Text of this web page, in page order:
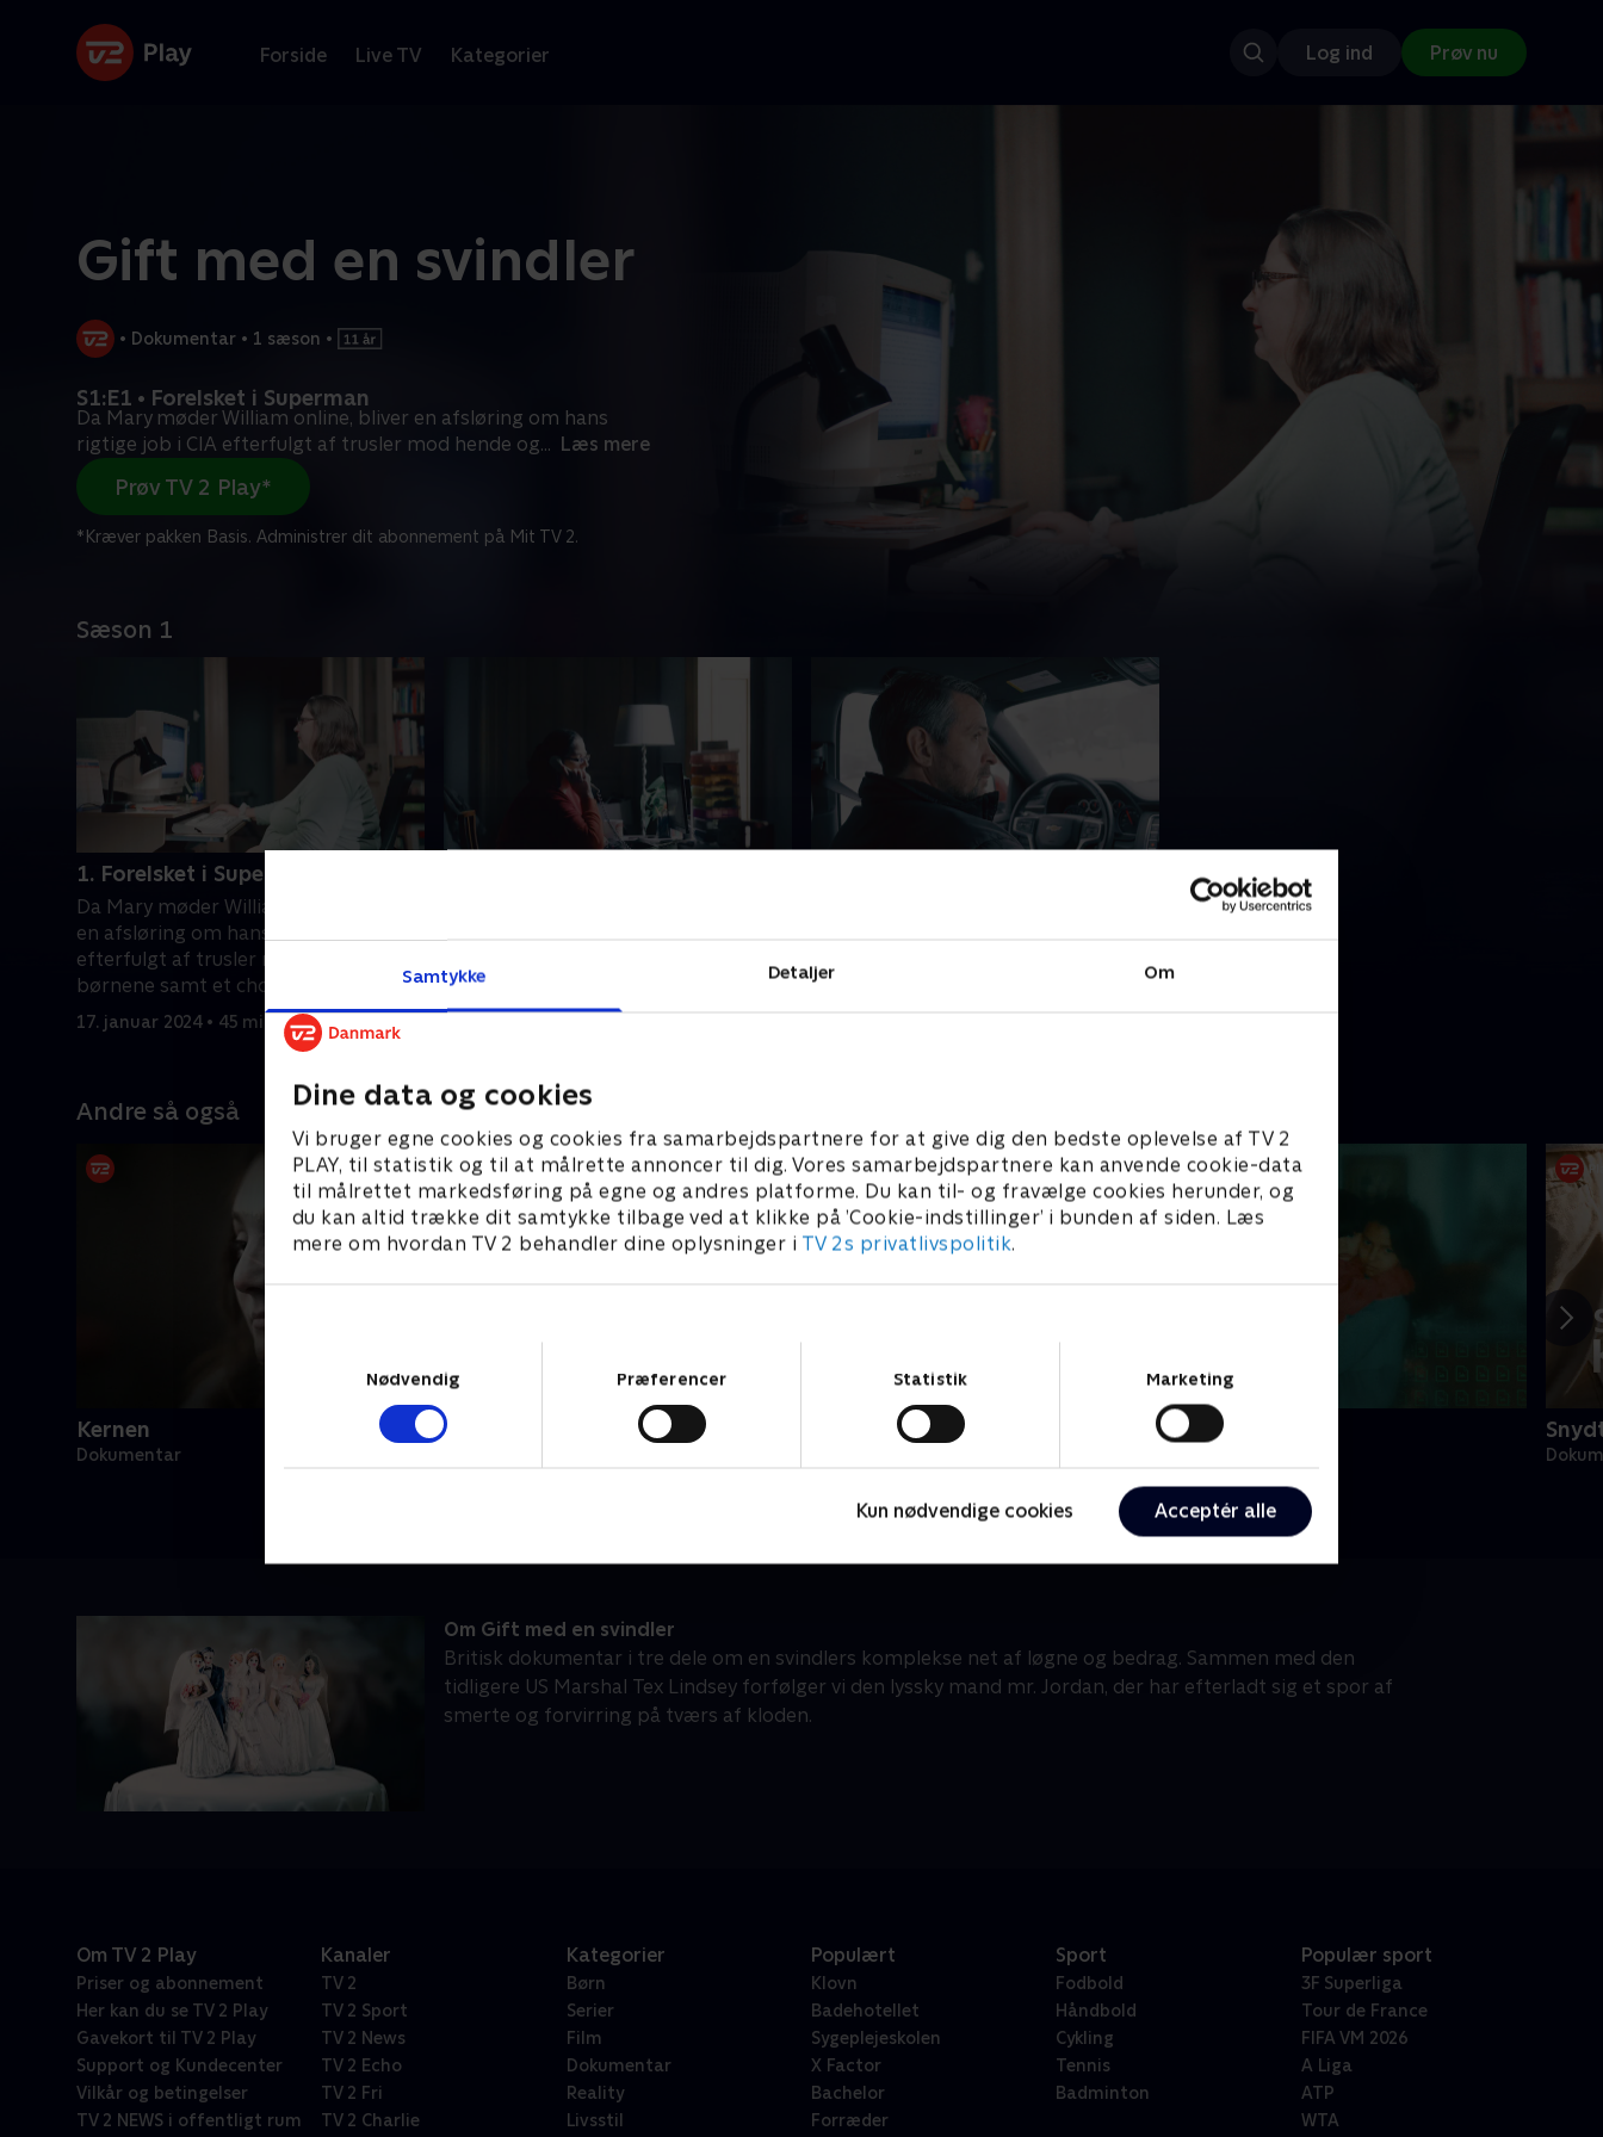
Samtykke Detaljer Om
Dine data og cookies
Vi bruger egne cookies og cookies fra samarbejdspartnere for at give dig den bedste oplevelse af TV 2
PLAY, til statistik og til at målrette annoncer til dig. Vores samarbejdspartnere kan anvende cookie-data
til målrettet markedsføring på egne og andres platforme. Du kan til- og fravælge cookies herunder, og
du kan altid trække dit samtykke tilbage ved at klikke på ’Cookie-indstillinger’ i bunden af siden. Læs
mere om hvordan TV 2 behandler dine oplysninger i TV 2s privatlivspolitik.
Nødvendig
Præferencer Statistik Marketing
Kun nødvendige cookies Acceptér alle
Forside Live TV Kategorier Log ind Prøv nu
Gift med en svindler
• Dokumentar • 1 sæson •
S1:E1 • Forelsket i Superman
Da Mary møder William online, bliver en afsløring om hans
rigtige job i CIA efterfulgt af trusler mod hende og... Læs mere
Prøv TV 2 Play*
*Kræver pakken Basis. Administrer dit abonnement på Mit TV 2.
Sæson 1
1. Forelsket i Superman
Da Mary møder William online, bliver
en afsløring om hans rigtige job i CIA
efterfulgt af trusler mod hende og
børnene samt et chokerende
telefonopkald.
17. januar 2024 • 45 min
mønster og adskillige andre ofre
rundt om på kloden.
potentielle ofre. Vil fortiden endelig
Andre så også
Kernen
Dokumentar
Kaptajnen og de 1000 kvinder Importeret til misbrug
Om Gift med en svindler
Britisk dokumentar i tre dele om en svindlers komplekse net af løgne og bedrag. Sammen med den
tidligere US Marshal Tex Lindsey forfølger vi den lyssky mand mr. Jordan, der har efterladt sig et spor af
smerte og forvirring på tværs af kloden.
Om TV 2 Play
Priser og abonnement
Her kan du se TV 2 Play
Gavekort til TV 2 Play
Support og Kundecenter
Vilkår og betingelser
TV 2 NEWS i offentligt rum
Kanaler
TV 2
TV 2 Sport
TV 2 News
TV 2 Echo
TV 2 Fri
TV 2 Charlie
Kategorier
Børn
Serier
Film
Dokumentar
Reality
Livsstil
Populært
Klovn
Badehotellet
Sygeplejeskolen
X Factor
Bachelor
Forræder
Sport
Fodbold
Håndbold
Cykling
Tennis
Badminton
Populær sport
3F Superliga
Tour de France
FIFA VM 2026
A Liga
ATP
WTA